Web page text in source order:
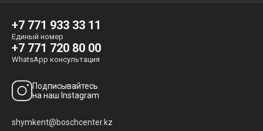
+7 771 933 33 11
Единый номер
+7 771 720 80 00
WhatsApp консультация
Подписывайтесь
на наш Instagram
shymkent@boschcenter.kz